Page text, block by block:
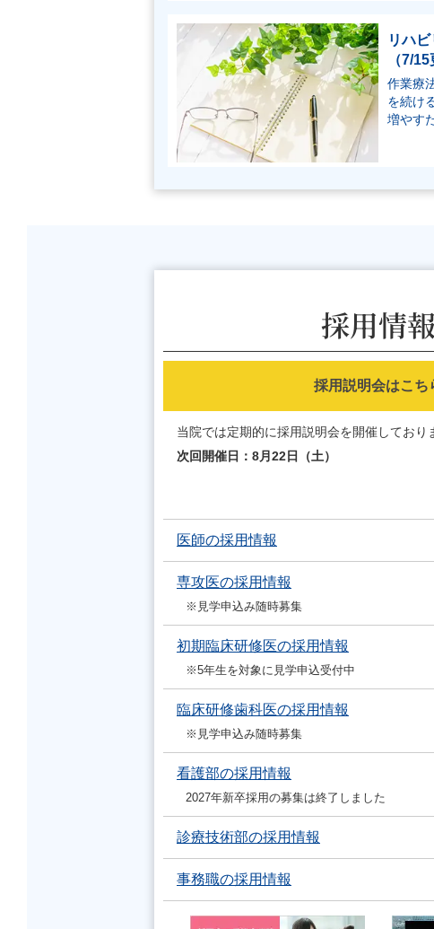
リハ
（7/15
作業療
を続け
増やす
採用情報
採用説明会はこち
当院では定期的に採用説明会を開催しており
次回開催日：8月22日（土）
医師の採用情報
専攻医の採用情報
※見学申込み随時募集
初期臨床研修医の採用情報
※5年生を対象に見学申込受付中
臨床研修歯科医の採用情報
※見学申込み随時募集
看護部の採用情報
2027年新卒採用の募集は終了しました
診療技術部の採用情報
事務職の採用情報